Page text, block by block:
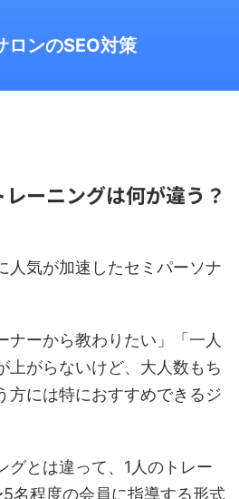
ロンのSEO対策
ーニングは何が違う？
人気が加速したセミパーソナ
ナーから教わりたい」「一人
上がらないけど、大人数もち
方には特におすすめできるジ
グとは違って、1人のトレー
名程度の会員に指導する形式